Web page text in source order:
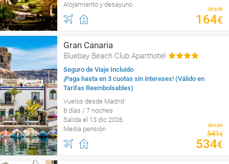
Alojamiento y desayuno
desde
164€
Gran Canaria
Bluebay Beach Club Aparthotel
Seguro de Viaje Incluido
¡Paga hasta en 3 cuotas sin intereses! (Válido en
Tarifas Reembolsables)
Vuelos desde Madrid
8 días / 7 noches
Salida el 13 dic 2026
Media pensión
desde
541€
534€